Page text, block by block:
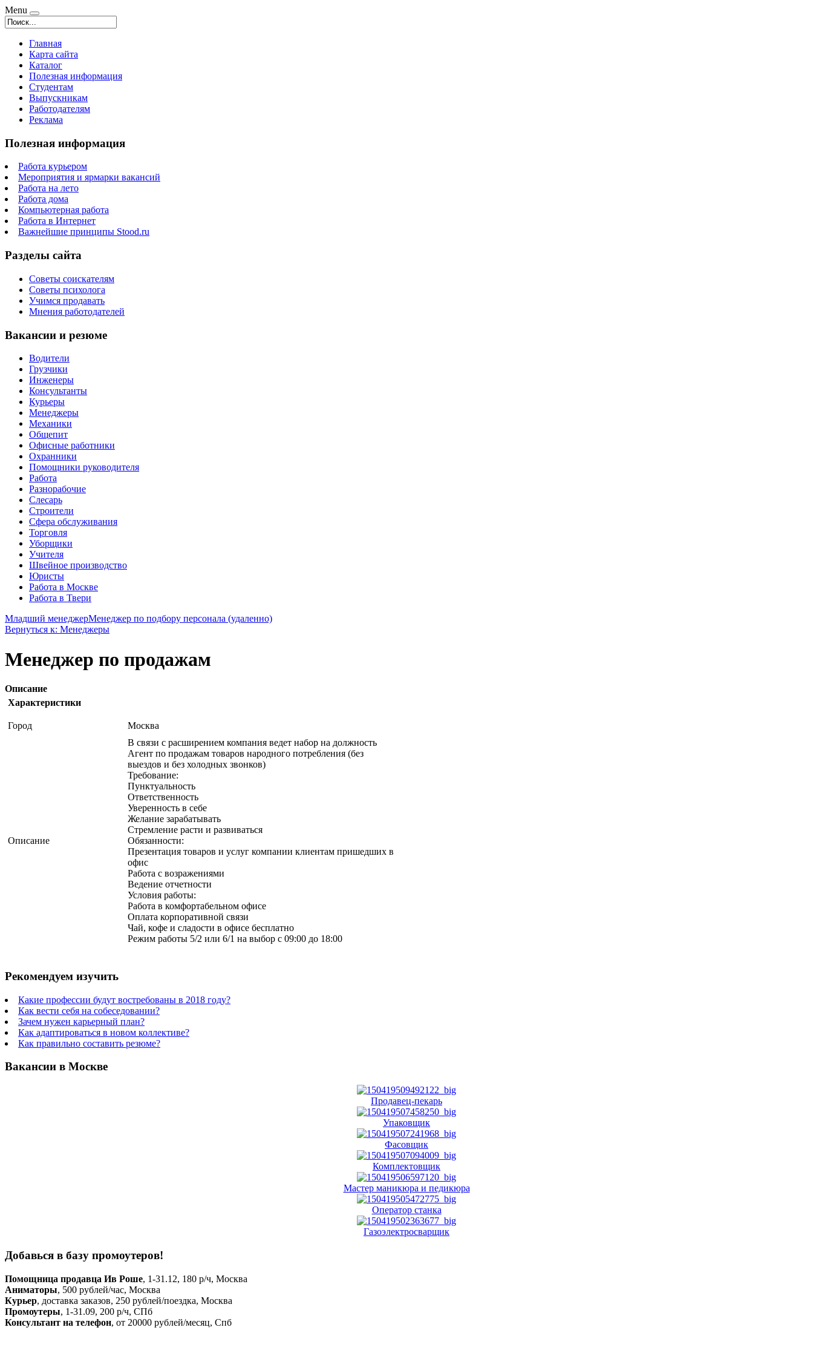
Menu
Главная
Карта сайта
Каталог
Полезная информация
Студентам
Выпускникам
Работодателям
Реклама
Полезная информация
Работа курьером
Мероприятия и ярмарки вакансий
Работа на лето
Работа дома
Компьютерная работа
Работа в Интернет
Важнейшие принципы Stood.ru
Разделы сайта
Советы соискателям
Советы психолога
Учимся продавать
Мнения работодателей
Вакансии и резюме
Водители
Грузчики
Инженеры
Консультанты
Курьеры
Менеджеры
Механики
Общепит
Офисные работники
Охранники
Помощники руководителя
Работа
Разнорабочие
Слесарь
Строители
Сфера обслуживания
Торговля
Уборщики
Учителя
Швейное производство
Юристы
Работа в Москве
Работа в Твери
Младший менеджерМенеджер по подбору персонала (удаленно)
Вернуться к: Менеджеры
Менеджер по продажам
Описание
Характеристики
Город Москва
Описание
В связи с расширением компания ведет набор на должность
Агент по продажам товаров народного потребления (без
выездов и без холодных звонков)
Требование:
Пунктуальность
Ответственность
Уверенность в себе
Желание зарабатывать
Стремление расти и развиваться
Обязанности:
Презентация товаров и услуг компании клиентам пришедших в
офис
Работа с возражениями
Ведение отчетности
Условия работы:
Работа в комфортабельном офисе
Оплата корпоративной связи
Чай, кофе и сладости в офисе бесплатно
Режим работы 5/2 или 6/1 на выбор с 09:00 до 18:00
Рекомендуем изучить
Какие профессии будут востребованы в 2018 году?
Как вести себя на собеседовании?
Зачем нужен карьерный план?
Как адаптироваться в новом коллективе?
Как правильно составить резюме?
Вакансии в Москве
Продавец-пекарь
Упаковщик
Фасовщик
Комплектовщик
Мастер маникюра и педикюра
Оператор станка
Газоэлектросварщик
Добавься в базу промоутеров!
Помощница продавца Ив Роше, 1-31.12, 180 р/ч, Москва
Аниматоры, 500 рублей/час, Москва
Курьер, доставка заказов, 250 рублей/поездка, Москва
Промоутеры, 1-31.09, 200 р/ч, СПб
Консультант на телефон, от 20000 рублей/месяц, Спб